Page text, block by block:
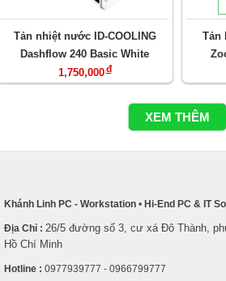
Tản nhiệt nước ID-COOLING
Dashflow 240 Basic White
1,750,000đ
Tản
XEM THÊM
Khánh Linh PC - Workstation • Hi-End PC & IT
Địa Chỉ : 26/5 đường số 3, cư xá Đô Thành,
Hồ Chí Minh
Hotline : 0977939777 - 0966799777